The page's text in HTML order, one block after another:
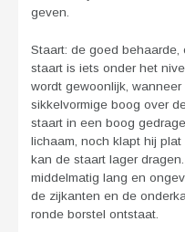
geven.
Staart: de goed behaarde,
staart is iets onder het
wordt gewoonlijk,
sikkelvormige boog over
staart in een boog
lichaam, noch klapt hij
kan de staart lager
middelmatig lang en
de zijkanten en de
ronde borstel ontstaat.